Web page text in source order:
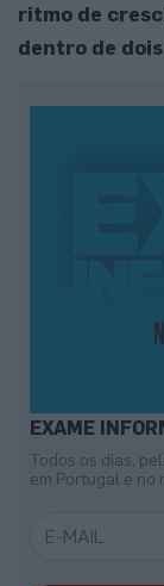
ritmo de
dentro de
EXAME
Todos os dias,
em Portugal e no